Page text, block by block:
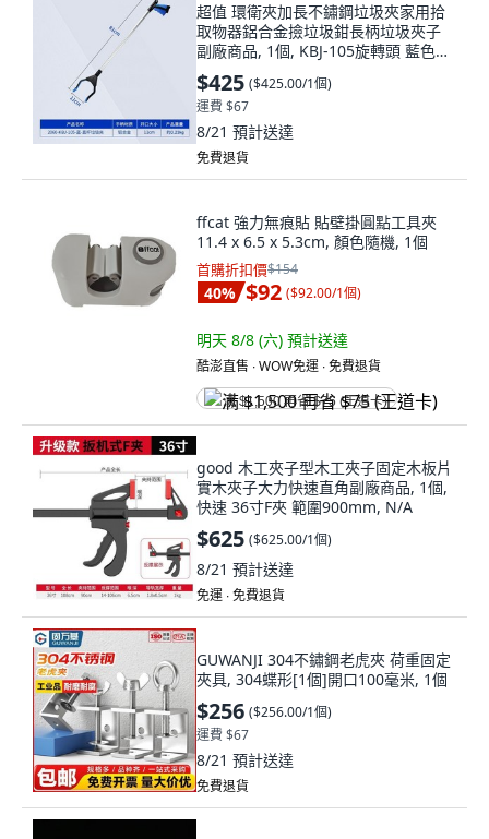
超值 環衛夾加長不鏽鋼垃圾夾家用拾
取物器鋁合金撿垃圾鉗長柄垃圾夾子
副廠商品, 1個, KBJ-105旋轉頭 藍色垃
圾夾
$425 ($425.00/1個)
運費 $67
8/21 預計送達
免費退貨
ffcat 強力無痕貼 貼壁掛圓點工具夾
11.4 x 6.5 x 5.3cm, 顏色隨機, 1個
首購折扣價$154
40% $92 ($92.00/1個)
明天 8/8 (六) 預計送達
酷澎直售 ∙ WOW免運 ∙ 免費退貨
满 $1,500 再省 $75 (王道卡)
good 木工夾子型木工夾子固定木板片
實木夾子大力快速直角副廠商品, 1個,
快速 36寸F夾 範圍900mm, N/A
$625 ($625.00/1個)
8/21 預計送達
免運 ∙ 免費退貨
GUWANJI 304不鏽鋼老虎夾 荷重固定
夾具, 304蝶形[1個]開口100毫米, 1個
$256 ($256.00/1個)
運費 $67
8/21 預計送達
免費退貨